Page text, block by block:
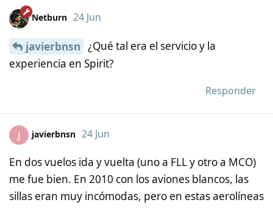
Netburn 24 Jun
javierbnsn
¿Qué tal era el servicio y la
experiencia en Spirit?
Responder
J javierbnsn 24 Jun
En dos vuelos ida y vuelta (uno a FLL y otro a MCO)
me fue bien. En 2010 con los aviones blancos, las
sillas eran muy incómodas, pero en estas aerolíneas